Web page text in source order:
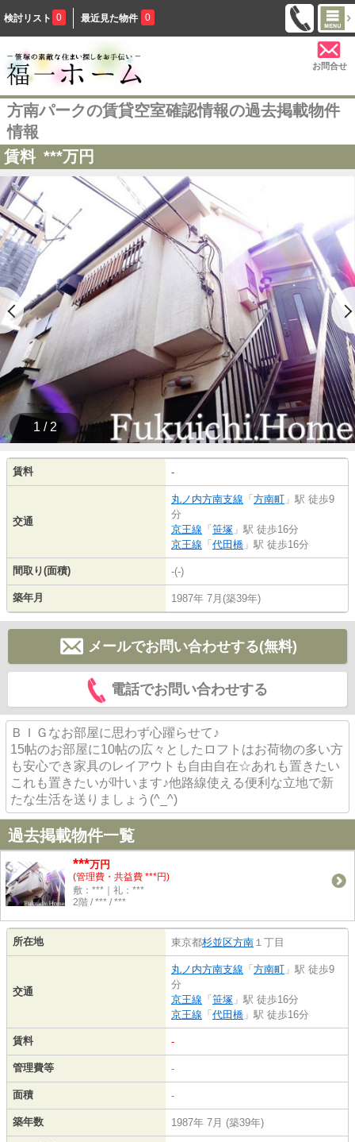
検討リスト 0 最近見た物件 0
お問合せ
方南パークの賃貸空室確認情報の過去掲載物件
情報
賃料 ***万円
1 / 2
賃料 -
交通
丸ノ内方南支線 「 方南町 」駅 徒歩9
分
京王線 「 笹塚 」駅 徒歩16分
京王線 「 代田橋 」駅 徒歩16分
間取り(面積) -(-)
築年月 1987年 7月(築39年)
メールでお問い合わせする(無料)
電話でお問い合わせする
ＢＩＧなお部屋に思わず心躍らせて♪
15帖のお部屋に10帖の広々としたロフトはお荷物の多い方
も安心でき家具のレイアウトも自由自在☆あれも置きたい
これも置きたいが叶います♪他路線使える便利な立地で新
たな生活を送りましょう(^_^)
過去掲載物件一覧
***万円
(管理費・共益費 ***円)
敷：***｜礼：***
2階 / *** / ***
所在地 東京都杉並区方南 １丁目
交通
丸ノ内方南支線 「 方南町 」駅 徒歩9
分
京王線 「 笹塚 」駅 徒歩16分
京王線 「 代田橋 」駅 徒歩16分
賃料 -
管理費等 -
面積 -
築年数 1987年 7月 (築39年)